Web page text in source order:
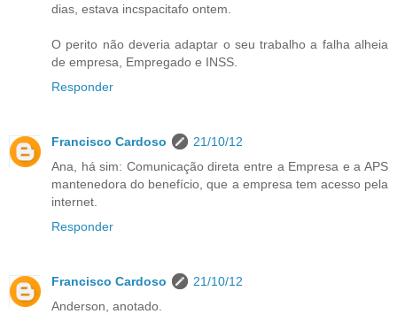
dias, estava incspacitafo ontem.
O perito não deveria adaptar o seu trabalho a falha alheia
de empresa, Empregado e INSS.
Responder
Francisco Cardoso
21/10/12
Ana, há sim: Comunicação direta entre a Empresa e a APS
mantenedora do benefício, que a empresa tem acesso pela
internet.
Responder
Francisco Cardoso
21/10/12
Anderson, anotado.